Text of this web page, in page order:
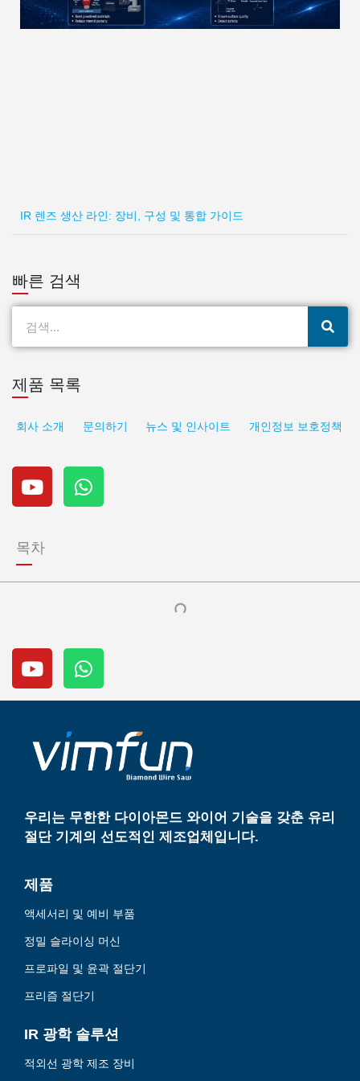
IR 렌즈 생산 라인: 장비, 구성 및 통합 가이드
빠른 검색
제품 목록
회사 소개 문의하기 뉴스 및 인사이트 개인정보 보호정책
유
튜
브
W
h
a
p
목차
유
튜
브
W
h
a
t
a
p
우리는 무한한 다이아몬드 와이어 기술을 갖춘 유리
절단 기계의 선도적인 제조업체입니다.
제품
액세서리 및 예비 부품
정밀 슬라이싱 머신
프로파일 및 윤곽 절단기
프리즘 절단기
IR 광학 솔루션
적외선 광학 제조 장비